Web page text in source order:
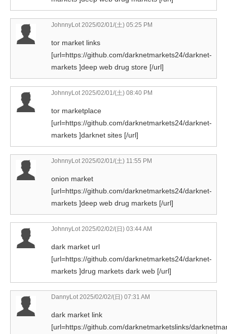
JohnnyLot2025/02/01/(土) 05:25 PM
tor market links
[url=https://github.com/darknetmarkets24/darknet-
markets ]deep web drug store [/url]
JohnnyLot2025/02/01/(土) 08:40 PM
tor marketplace
[url=https://github.com/darknetmarkets24/darknet-
markets ]darknet sites [/url]
JohnnyLot2025/02/01/(土) 11:55 PM
onion market
[url=https://github.com/darknetmarkets24/darknet-
markets ]deep web drug markets [/url]
JohnnyLot2025/02/02/(日) 03:44 AM
dark market url
[url=https://github.com/darknetmarkets24/darknet-
markets ]drug markets dark web [/url]
DannyLot2025/02/02/(日) 07:31 AM
dark market link
[url=https://github.com/darknetmarketslinks/